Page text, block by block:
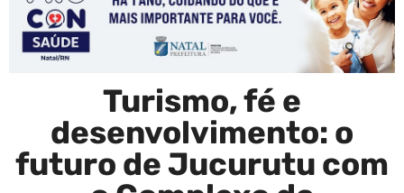
Turismo, fé e
desenvolvimento: o
futuro de Jucurutu com